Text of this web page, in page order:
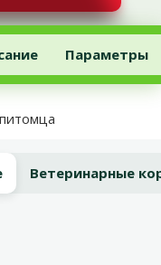
Mini, 6 кг
Параметры
Ветеринарные